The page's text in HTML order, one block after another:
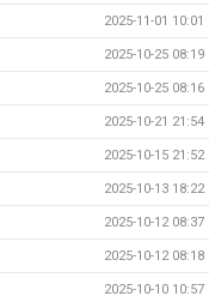
2025-11-01 10:01
2025-10-25 08:19
2025-10-25 08:16
2025-10-21 21:54
2025-10-15 21:52
2025-10-13 18:22
2025-10-12 08:37
2025-10-12 08:18
2025-10-10 10:57